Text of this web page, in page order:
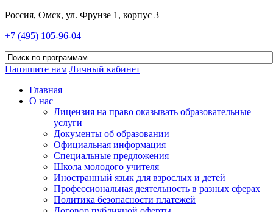
Россия, Омск, ул. Фрунзе 1, корпус 3
+7 (495) 105-96-04
Напишите нам Личный кабинет
Главная
О нас
Лицензия на право оказывать образовательные
услуги
Документы об образовании
Официальная информация
Специальные предложения
Школа молодого учителя
Иностранный язык для взрослых и детей
Профессиональная деятельность в разных сферах
Политика безопасности платежей